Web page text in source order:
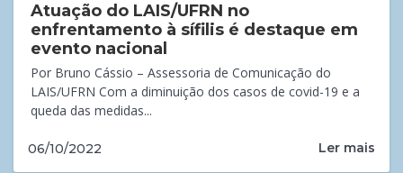
Atuação do LAIS/UFRN no
enfrentamento à sífilis é destaque em
evento nacional
Por Bruno Cássio – Assessoria de Comunicação do
LAIS/UFRN Com a diminuição dos casos de covid-19 e a
queda das medidas...
06/10/2022 Ler mais